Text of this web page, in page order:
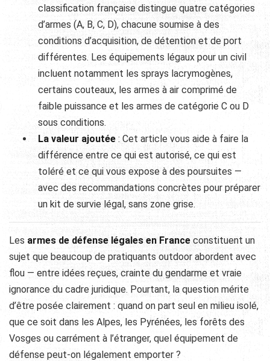
classification française distingue quatre catégories
d’armes (A, B, C, D), chacune soumise à des
conditions d’acquisition, de détention et de port
différentes. Les équipements légaux pour un civil
incluent notamment les sprays lacrymogènes,
certains couteaux, les armes à air comprimé de
faible puissance et les armes de catégorie C ou D
sous conditions.
La valeur ajoutée : Cet article vous aide à faire la
différence entre ce qui est autorisé, ce qui est
toléré et ce qui vous expose à des poursuites —
avec des recommandations concrètes pour préparer
un kit de survie légal, sans zone grise.
Les armes de défense légales en France constituent un
sujet que beaucoup de pratiquants outdoor abordent avec
flou — entre idées reçues, crainte du gendarme et vraie
ignorance du cadre juridique. Pourtant, la question mérite
d’être posée clairement : quand on part seul en milieu isolé,
que ce soit dans les Alpes, les Pyrénées, les forêts des
Vosges ou carrément à l’étranger, quel équipement de
défense peut-on légalement emporter ?